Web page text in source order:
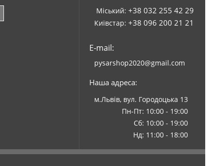
Міський: +38 032 255 42 29
Київстар: +38 096 200 21 21
E-mail:
pysarshop2020@gmail.com
Наша адреса:
м.Львів, вул. Городоцька 13
Пн-Пт: 10:00 - 19:00
Сб: 10:00 - 19:00
Нд: 11:00 - 18:00